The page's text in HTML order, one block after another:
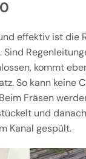
effektiv ist die
kommt
So kann keine
Fräsen
und
Kanal gespült.